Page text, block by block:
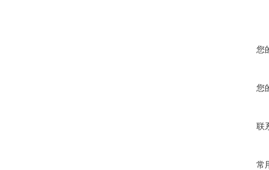
您
您
联
常